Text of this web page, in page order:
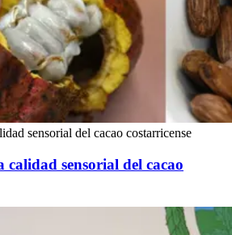
sensorial del cacao costarricense
calidad sensorial del cacao